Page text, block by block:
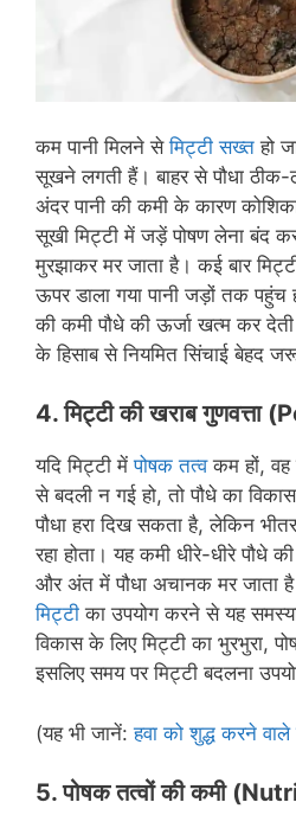
कम पानी मिलने सेमिट्टी सख्त हो
सूखने लगती हैं। बाहर से पौधा
अंदर पानी की कमी के कारण
सूखी मिट्टी में जड़ें पोषण लेना बंद
मुरझाकर मर जाता है। कई बार
ऊपर डाला गया पानी जड़ों तक पहुंच
की कमी पौधे की ऊर्जा खत्म कर
के हिसाब से नियमित सिंचाई बेहद
4. मिट्टी कीखराबगुणवत्ता (
यदि मिट्टी मेंपोषक तत्वकम हों, वह
से बदली न गई हो, तो पौधे का
पौधा हरा दिख सकता है, लेकिन
रहा होता। यह कमी धीरे-धीरे पौधे
और अंत में पौधा अचानक मर जाता
मिट्टी का उपयोग करने से यह
विकास के लिए मिट्टी का भुरभुरा,
इसलिए समय पर मिट्टी बदलना
(यह भी जानें:हवा को शुद्ध करने
5. पोषक तत्वों की कमी (